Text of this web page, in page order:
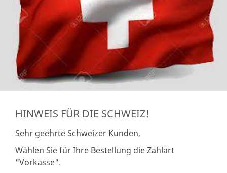
HINWEIS FÜR DIE SCHWEIZ!
Sehr geehrte Schweizer Kunden,
Wählen Sie für Ihre Bestellung die Zahlart
"Vorkasse".